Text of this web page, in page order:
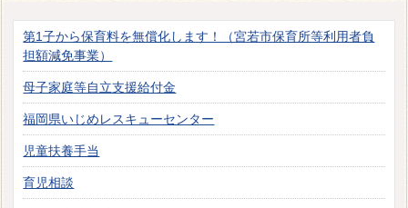
第1子から保育料を無償化します！（宮若市保育所等利用者負
担額減免事業）
母子家庭等自立支援給付金
福岡県いじめレスキューセンター
児童扶養手当
育児相談